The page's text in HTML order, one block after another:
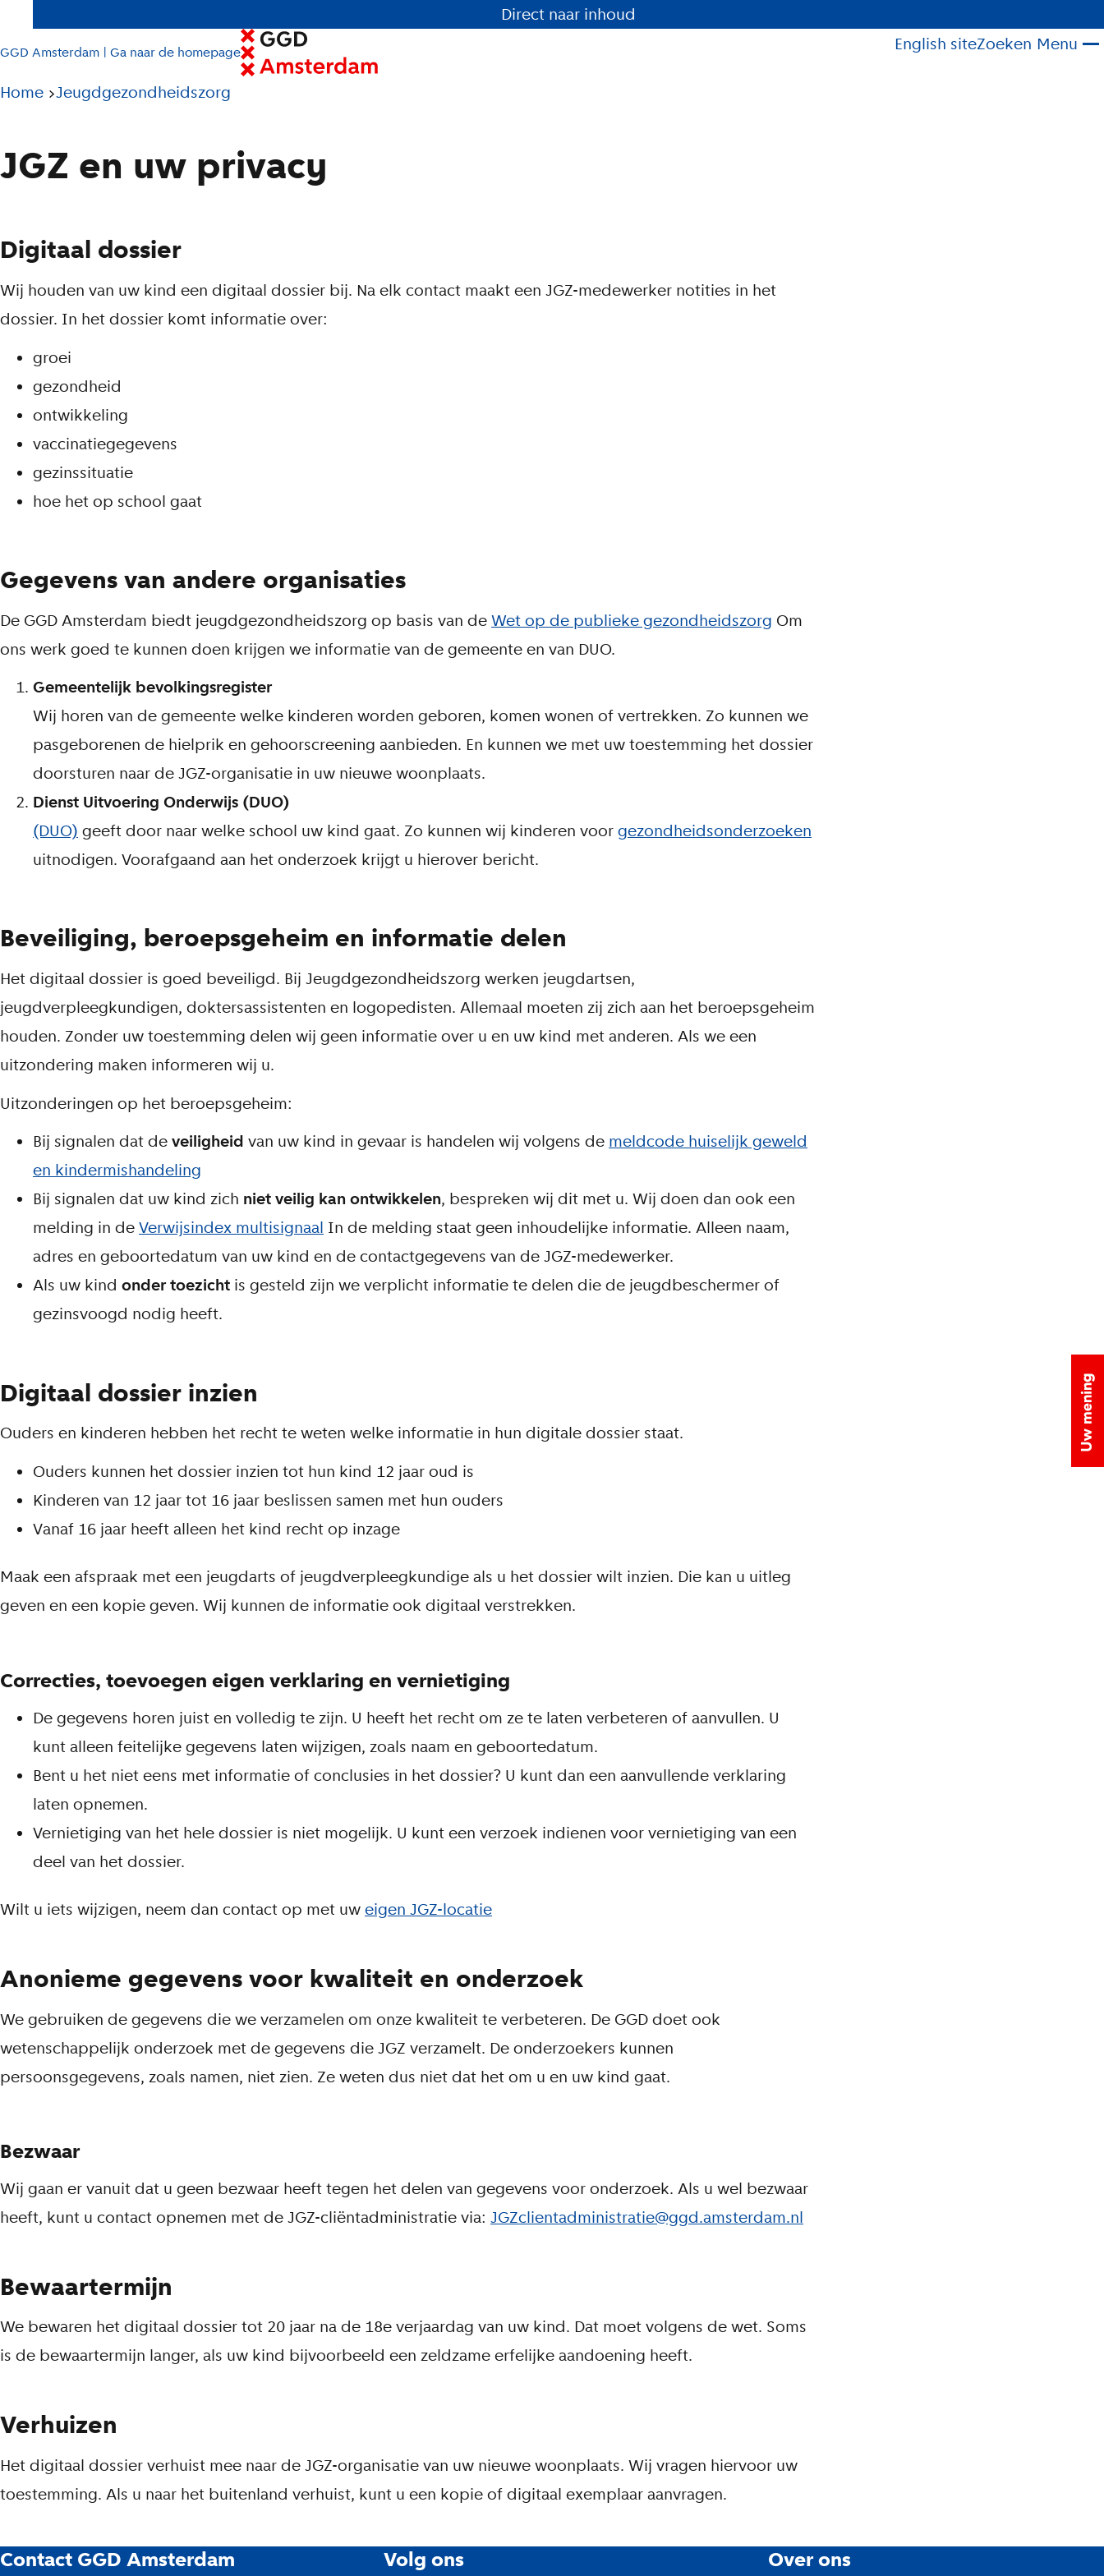
Direct naar inhoud
GGD Amsterdam | Ga naar de homepage English siteZoeken Menu
Pad
huidige
pagina
Home Jeugdgezondheidszorg
JGZ en uw privacy
Digitaal dossier
Wij houden van uw kind een digitaal dossier bij. Na elk contact maakt een JGZ-medewerker notities in het
dossier. In het dossier komt informatie over:
groei
gezondheid
ontwikkeling
vaccinatiegegevens
gezinssituatie
hoe het op school gaat
Gegevens van andere organisaties
De GGD Amsterdam biedt jeugdgezondheidszorg op basis van de Wet op de publieke gezondheidszorg Om
ons werk goed te kunnen doen krijgen we informatie van de gemeente en van DUO.
Gemeentelijk bevolkingsregister
Wij horen van de gemeente welke kinderen worden geboren, komen wonen of vertrekken. Zo kunnen we
pasgeborenen de hielprik en gehoorscreening aanbieden. En kunnen we met uw toestemming het dossier
doorsturen naar de JGZ-organisatie in uw nieuwe woonplaats.
Dienst Uitvoering Onderwijs (DUO)
(DUO) geeft door naar welke school uw kind gaat. Zo kunnen wij kinderen voor gezondheidsonderzoeken
uitnodigen. Voorafgaand aan het onderzoek krijgt u hierover bericht.
Beveiliging, beroepsgeheim en informatie delen
Het digitaal dossier is goed beveiligd. Bij Jeugdgezondheidszorg werken jeugdartsen,
jeugdverpleegkundigen, doktersassistenten en logopedisten. Allemaal moeten zij zich aan het beroepsgeheim
houden. Zonder uw toestemming delen wij geen informatie over u en uw kind met anderen. Als we een
uitzondering maken informeren wij u.
Uitzonderingen op het beroepsgeheim:
Bij signalen dat de veiligheid van uw kind in gevaar is handelen wij volgens de meldcode huiselijk geweld
en kindermishandeling
Bij signalen dat uw kind zich niet veilig kan ontwikkelen, bespreken wij dit met u. Wij doen dan ook een
melding in de Verwijsindex multisignaal In de melding staat geen inhoudelijke informatie. Alleen naam,
adres en geboortedatum van uw kind en de contactgegevens van de JGZ-medewerker.
Als uw kind onder toezicht is gesteld zijn we verplicht informatie te delen die de jeugdbeschermer of
gezinsvoogd nodig heeft.
Digitaal dossier inzien
Ouders en kinderen hebben het recht te weten welke informatie in hun digitale dossier staat.
Ouders kunnen het dossier inzien tot hun kind 12 jaar oud is
Kinderen van 12 jaar tot 16 jaar beslissen samen met hun ouders
Vanaf 16 jaar heeft alleen het kind recht op inzage
Maak een afspraak met een jeugdarts of jeugdverpleegkundige als u het dossier wilt inzien. Die kan u uitleg
geven en een kopie geven. Wij kunnen de informatie ook digitaal verstrekken.
Correcties, toevoegen eigen verklaring en vernietiging
De gegevens horen juist en volledig te zijn. U heeft het recht om ze te laten verbeteren of aanvullen. U
kunt alleen feitelijke gegevens laten wijzigen, zoals naam en geboortedatum.
Bent u het niet eens met informatie of conclusies in het dossier? U kunt dan een aanvullende verklaring
laten opnemen.
Vernietiging van het hele dossier is niet mogelijk. U kunt een verzoek indienen voor vernietiging van een
deel van het dossier.
Wilt u iets wijzigen, neem dan contact op met uw eigen JGZ-locatie
Anonieme gegevens voor kwaliteit en onderzoek
We gebruiken de gegevens die we verzamelen om onze kwaliteit te verbeteren. De GGD doet ook
wetenschappelijk onderzoek met de gegevens die JGZ verzamelt. De onderzoekers kunnen
persoonsgegevens, zoals namen, niet zien. Ze weten dus niet dat het om u en uw kind gaat.
Bezwaar
Wij gaan er vanuit dat u geen bezwaar heeft tegen het delen van gegevens voor onderzoek. Als u wel bezwaar
heeft, kunt u contact opnemen met de JGZ-cliëntadministratie via: JGZclientadministratie@ggd.amsterdam.nl
Bewaartermijn
We bewaren het digitaal dossier tot 20 jaar na de 18e verjaardag van uw kind. Dat moet volgens de wet. Soms
is de bewaartermijn langer, als uw kind bijvoorbeeld een zeldzame erfelijke aandoening heeft.
Verhuizen
Het digitaal dossier verhuist mee naar de JGZ-organisatie van uw nieuwe woonplaats. Wij vragen hiervoor uw
toestemming. Als u naar het buitenland verhuist, kunt u een kopie of digitaal exemplaar aanvragen.
Contact GGD Amsterdam Volg ons Over ons